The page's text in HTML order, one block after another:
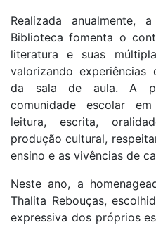
Realizada
Biblioteca fomenta o
literatura e suas
valorizando experiências
da sala de aula. A
comunidade escolar
leitura, escrita,
produção cultural,
ensino e as vivências de
Neste ano, a
Thalita Rebouças,
expressiva dos próprios